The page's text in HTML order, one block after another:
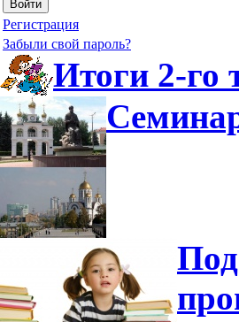
Регистрация
Забыли свой пароль?
Итоги 2-го